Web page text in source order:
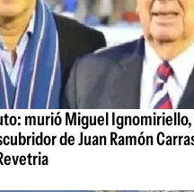
murió Miguel
de Juan Ramón